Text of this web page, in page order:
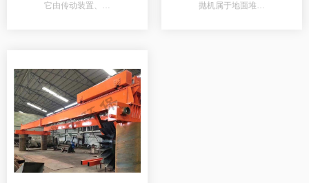
它由传动装置、…
抛机属于地面堆…